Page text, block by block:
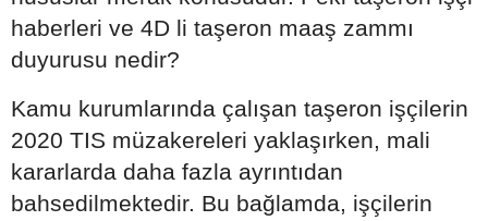
haberleri ve 4D li taşeron maaş zammı
duyurusu nedir?
Kamu kurumlarında çalışan taşeron işçilerin
2020 TIS müzakereleri yaklaşırken, mali
kararlarda daha fazla ayrıntıdan
bahsedilmektedir. Bu bağlamda, işçilerin